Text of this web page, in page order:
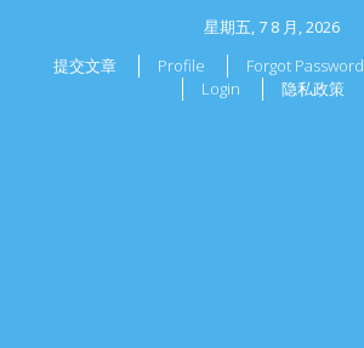
星期五, 7 8 月, 2026
提交文章
Profile Forgot Password
Login
隐私政策